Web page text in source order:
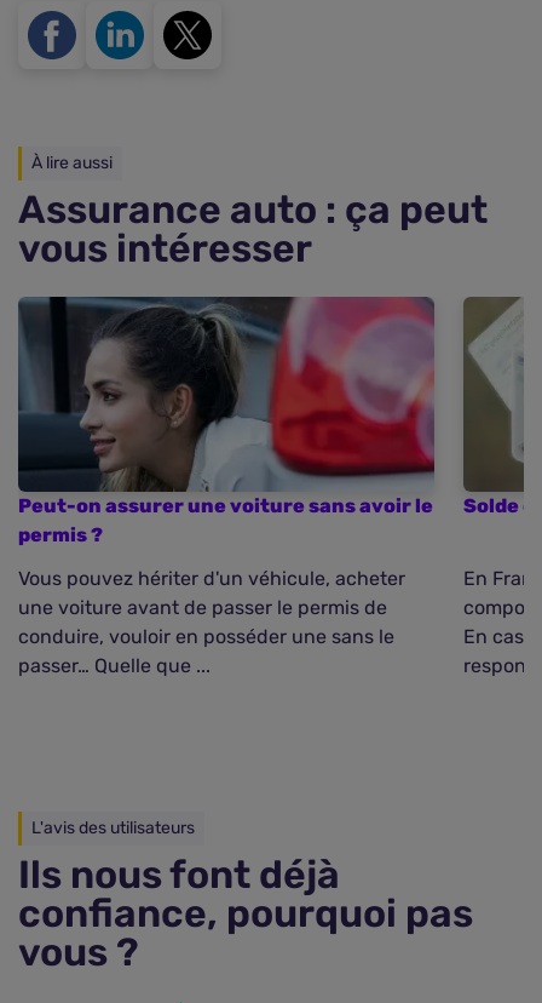
À lire aussi
Assurance auto : ça peut
vous intéresser
Peut-on assurer une voiture sans avoir le
permis ?
Vous pouvez hériter d'un véhicule, acheter
une voiture avant de passer le permis de
conduire, vouloir en posséder une sans le
passer… Quelle que ...
Solde
En
En cas
L'avis des utilisateurs
Ils nous font déjà
confiance, pourquoi pas
vous ?